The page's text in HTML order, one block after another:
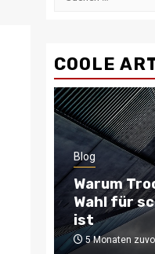
COOLE
Blog
Warum
Wahl für
ist
5 Monaten